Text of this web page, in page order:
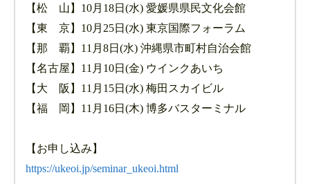
【松 山】10月18日(水) 愛媛県県民文化会館
【東 京】10月25日(水) 東京国際フォーラム
【那 覇】11月8日(水) 沖縄県市町村自治会館
【名古屋】11月10日(金) ウインクあいち
【大 阪】11月15日(水) 梅田スカイビル
【福 岡】11月16日(木) 博多バスターミナル
【お申し込み】
https://ukeoi.jp/seminar_ukeoi.html